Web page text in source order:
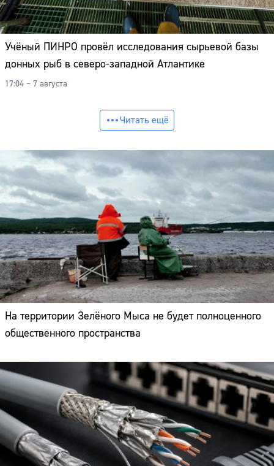
Учёный ПИНРО провёл исследования сырьевой базы
донных рыб в северо-западной Атлантике
17:04 – 7 августа
Читать ещё
На территории Зелёного Мыса не будет полноценного
общественного пространства